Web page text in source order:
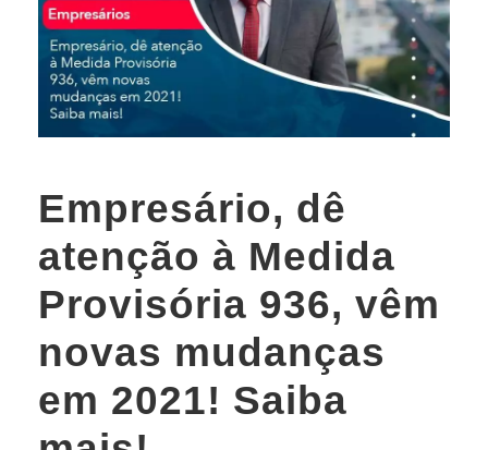
Empresário, dê
atenção à Medida
Provisória 936, vêm
novas mudanças
em 2021! Saiba